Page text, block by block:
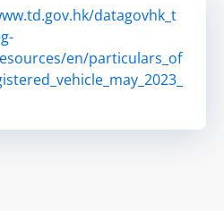
datagovhk_t
en/particulars_of